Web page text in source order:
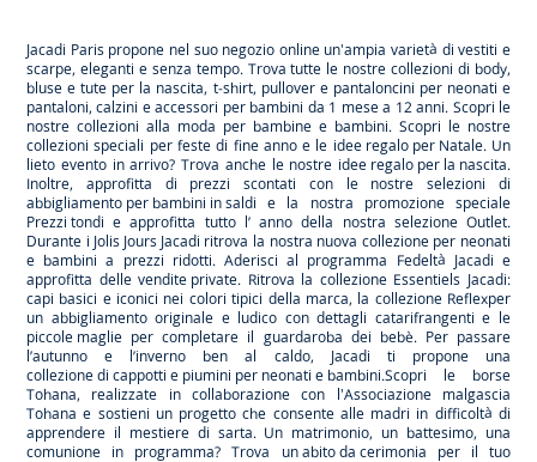
Jacadi Paris propone nel suo negozio online un'ampia varietà di vestiti e
scarpe, eleganti e senza tempo. Trova tutte le nostre collezioni di body,
bluse e tute per la nascita, t-shirt, pullover e pantaloncini per neonati e
pantaloni, calzini e accessori per bambini da 1 mese a 12 anni. Scopri le
nostre collezioni alla moda per bambine e bambini. Scopri le nostre
collezioni speciali per feste di fine anno e le idee regalo per Natale. Un
lieto evento in arrivo? Trova anche le nostre idee regalo per la nascita.
Inoltre, approfitta di prezzi scontati con le nostre selezioni di
abbigliamento per bambini in saldi e la nostra promozione speciale
Prezzi tondi e approfitta tutto l’ anno della nostra selezione Outlet.
Durante i Jolis Jours Jacadi ritrova la nostra nuova collezione per neonati
e bambini a prezzi ridotti. Aderisci al programma Fedeltà Jacadi e
approfitta dellevendite private. Ritrova la collezione Essentiels Jacadi:
capi basici e iconici nei colori tipici della marca, la collezione Reflexper
un abbigliamento originale e ludico con dettagli catarifrangenti e le
piccole maglie per completare il guardaroba dei bebè. Per passare
l’autunno e l’inverno ben al caldo, Jacadi ti propone una
collezione di cappotti e piumini per neonati e bambini.Scopri le borse
Tohana, realizzate in collaborazione con l'Associazione malgascia
Tohana e sostieni un progetto che consente alle madri in difficoltà di
apprendere il mestiere di sarta. Un matrimonio, un battesimo, una
comunione in programma? Trova un abito da cerimonia per il tuo